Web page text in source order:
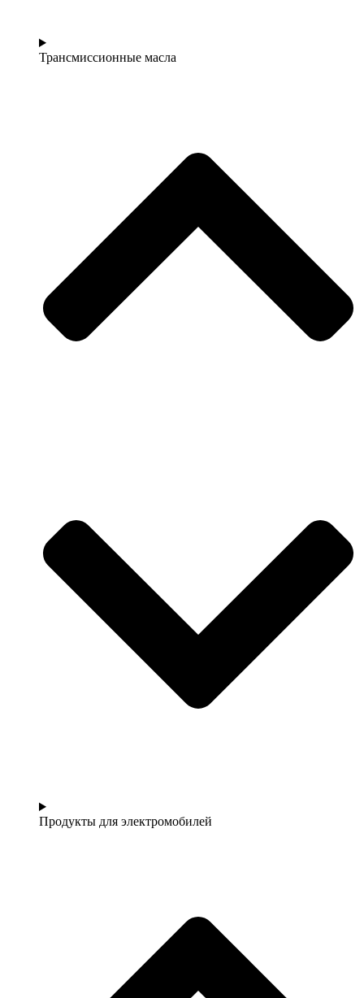
Трансмиссионные масла
Продукты для электромобилей